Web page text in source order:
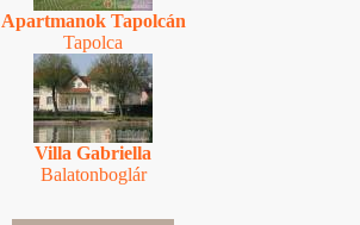
Apartmanok Tapolcán
Tapolca
Villa Gabriella
Balatonboglár